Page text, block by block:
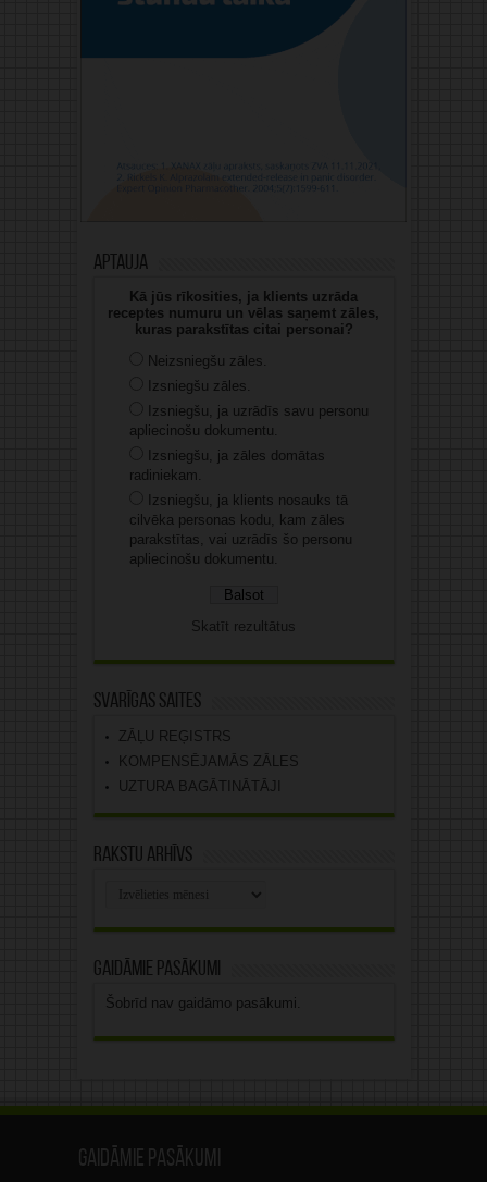
Aptauja
Kā jūs rīkosities, ja klients uzrāda
receptes numuru un vēlas saņemt zāles,
kuras parakstītas citai personai?
Neizsniegšu zāles.
Izsniegšu zāles.
Izsniegšu, ja uzrādīs savu personu
apliecinošu dokumentu.
Izsniegšu, ja zāles domātas
radiniekam.
Izsniegšu, ja klients nosauks tā
cilvēka personas kodu, kam zāles
parakstītas, vai uzrādīs šo personu
apliecinošu dokumentu.
Skatīt rezultātus
Svarīgas saites
ZĀĻU REĢISTRS
KOMPENSĒJAMĀS ZĀLES
UZTURA BAGĀTINĀTĀJI
Rakstu arhīvs
Gaidāmie pasākumi
Šobrīd nav gaidāmo pasākumi.
Gaidāmie pasākumi